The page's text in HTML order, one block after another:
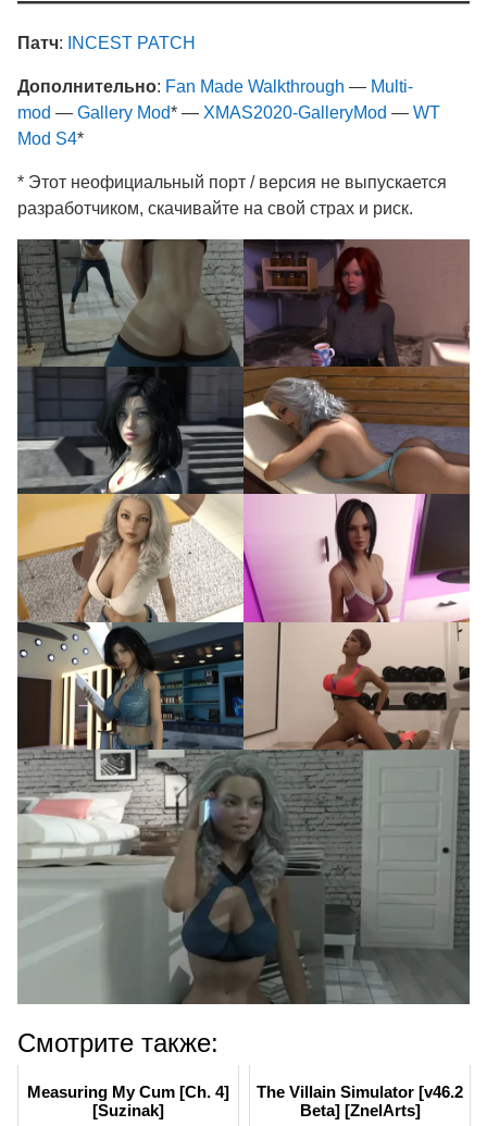
Патч: INCEST PATCH
Дополнительно: Fan Made Walkthrough — Multi-
mod — Gallery Mod* — XMAS2020-GalleryMod — WT
Mod S4*
* Этот неофициальный порт / версия не выпускается
разработчиком, скачивайте на свой страх и риск.
Смотрите также:
Measuring My Cum [Ch. 4]
[Suzinak]
The Villain Simulator [v46.2
Beta] [ZnelArts]